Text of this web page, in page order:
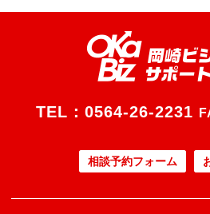
TEL： 0564-26-2231
相談予約フォーム